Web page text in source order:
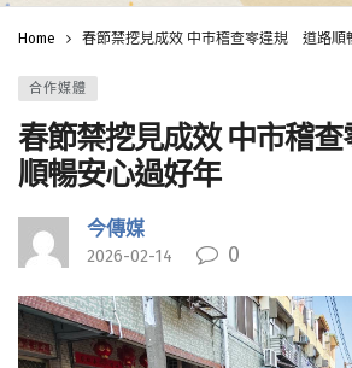
Home 春節禁挖見成效 中市稽查零違規 道路順
合作媒體
春節禁挖見成效 中市稽
順暢安心過好年
今傳媒
2026-02-14 0